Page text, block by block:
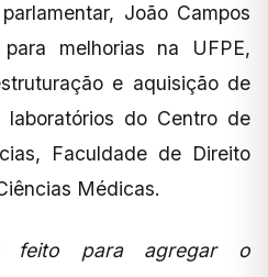
João Campos
melhorias na UFPE,
e aquisição de
laboratórios do Centro de
Faculdade de Direito
Médicas.
feito para agregar o